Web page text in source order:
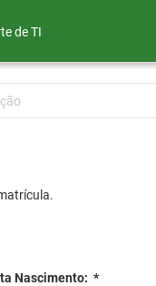
de TI
Nascimento: *